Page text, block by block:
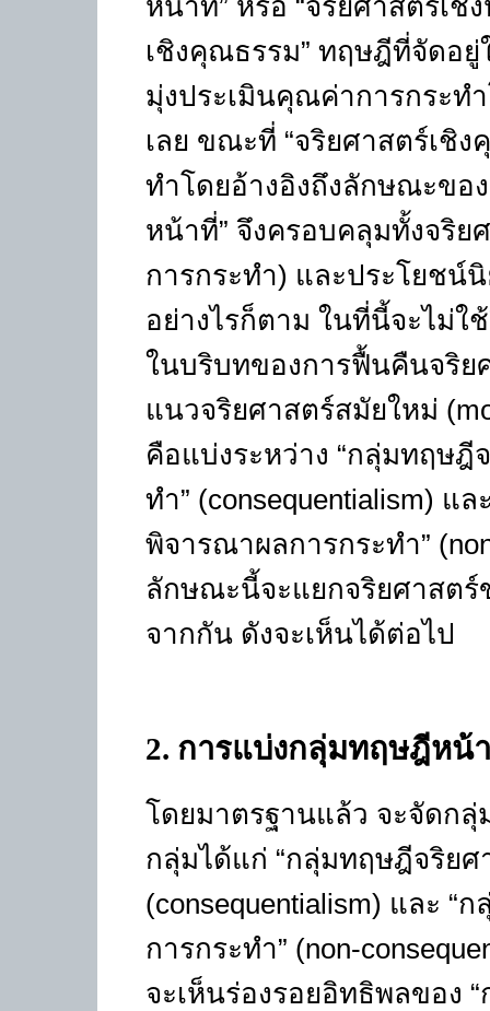
หน้าที่” หรือ “จริยศาสตร์เชิ
เชิงคุณธรรม” ทฤษฎีที่จัดอ
มุ่งประเมินคุณค่าการกระท
เลย ขณะที่ “จริยศาสตร์เชิ
ทำโดยอ้างอิงถึงลักษณะขอ
หน้าที่” จึงครอบคลุมทั้งจริ
การกระทำ) และประโยชน์
อย่างไรก็ตาม ในที่นี้จะไม่ใ
ในบริบทของการฟื้นคืนจริย
แนวจริยศาสตร์สมัยใหม่
คือแบ่งระหว่าง “กลุ่มทฤษ
ทำ” (consequentialism) แ
พิจารณาผลการกระทำ”
ลักษณะนี้จะแยกจริยศาสต
จากกัน ดังจะเห็นได้ต่อไป
2. การแบ่งกลุ่มทฤษฎีหน้
โดยมาตรฐานแล้ว จะจัดก
กลุ่มได้แก่ “กลุ่มทฤษฎีจริย
(consequentialism) และ
การกระทำ” (non-
จะเห็นร่องรอยอิทธิพลของ